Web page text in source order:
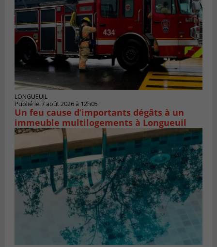
LONGUEUIL
Publié le 7 août 2026 à 12h05
Un feu cause d’importants dégâts à un
immeuble multilogements à Longueuil